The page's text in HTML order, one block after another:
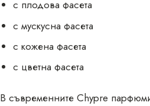
с плодова фасета
с мускусна фасета
с кожена фасета
с цветна фасета
В съвременните Chypre